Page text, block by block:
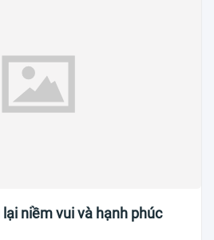
niềm vui và hạnh phúc